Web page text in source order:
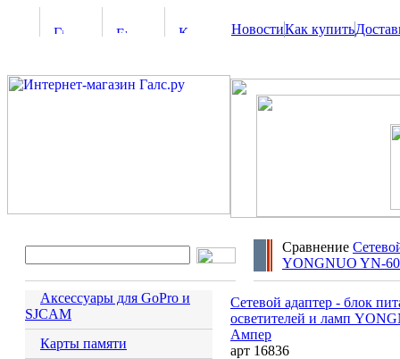
НовостиКак купить
Сравнение
YONGNUO YN-
Аксессуары для GoPro и
SJCAM
Карты памяти
Сетевой адаптер - блок
осветителей и ламп
Ампер
арт 16836